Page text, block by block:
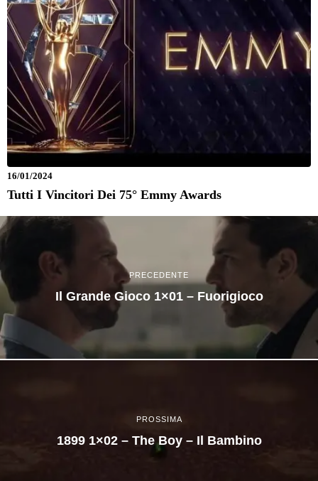
16/01/2024
Tutti I Vincitori Dei 75° Emmy Awards
PRECEDENTE
Il Grande Gioco 1×01 – Fuorigioco
PROSSIMA
1899 1×02 – The Boy – Il Bambino